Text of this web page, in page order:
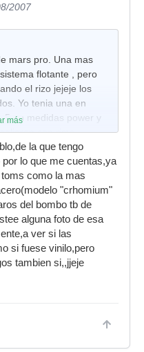
2007
mars pro. Una mas
flotante , pero
el rizo jejeje los
Yo tenia una en
en medidas power y
con rims
pletina cuadrada
La diferencia entre
la antigua es de
y abedul y los aros del
serie nueva es o de
aro del bombo del
equivoco, la antigua
con bellotas
traian de madera.
catalogos, hubiera
más
la que tengo
lo que me cuentas,ya
como la mas
"crhomium"
del bombo tb de
alguna foto de esa
ver si las
si fuese vinilo,pero
tambien si,,jjeje